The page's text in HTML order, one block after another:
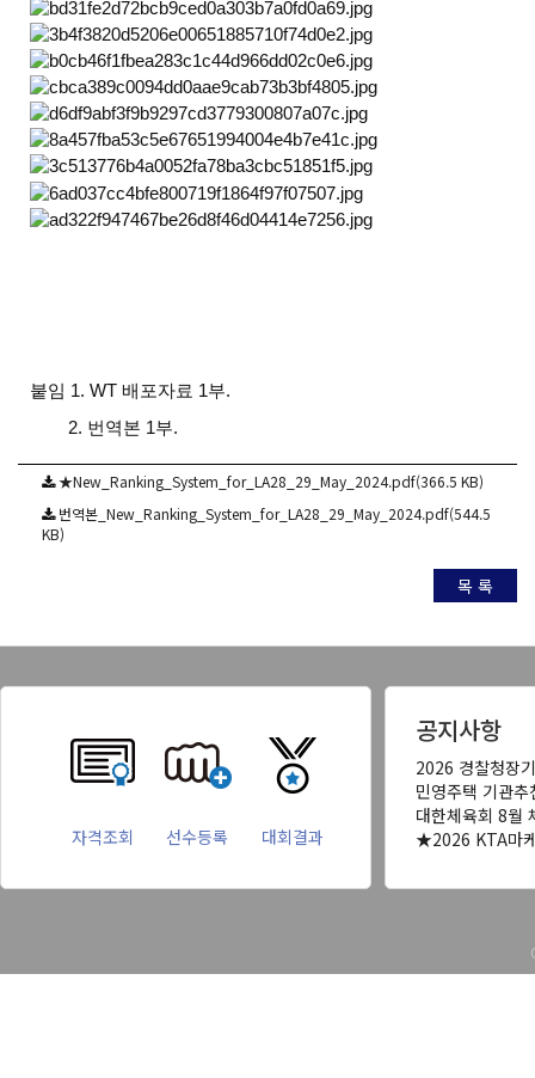
붙임 1. WT 배포자료 1부.
2. 번역본 1부.
★New_Ranking_System_for_LA28_29_May_2024.pdf(366.5 KB)
번역본_New_Ranking_System_for_LA28_29_May_2024.pdf(544.5
KB)
목 록
자격조회 선수등록 대회결과
공지사항
2026 경찰청장
민영주택 기관
대한체육회 8월
★2026 KTA마